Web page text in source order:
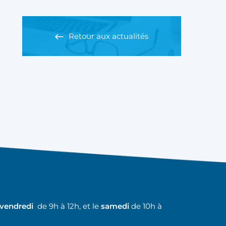
Retour aux actualités
de 9h à 12h, et le samedide 10h à